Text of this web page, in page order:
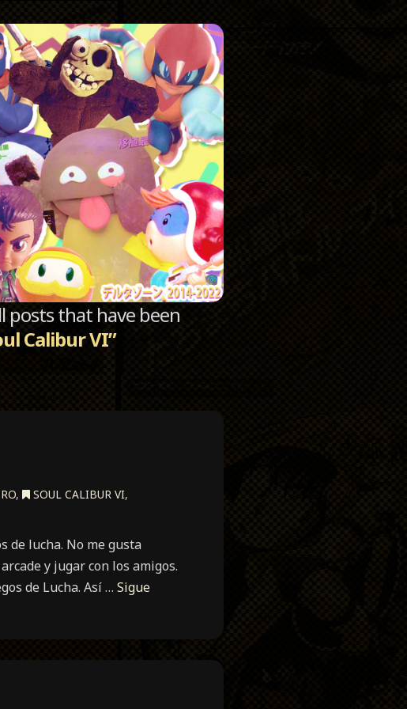
posts that have been
Calibur VI”
, SOUL CALIBUR VI,
de lucha. No me gusta
y jugar con los amigos.
de Lucha. Así … Sigue